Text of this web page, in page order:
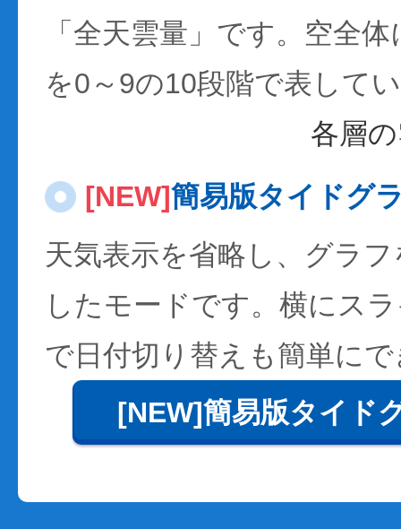
「全天雲量」です。空全
を0～9の10段階で表して
各層
[NEW]簡易版タイドグ
天気表示を省略し、グラ
したモードです。横にス
で日付切り替えも簡単に
[NEW]簡易版タイド